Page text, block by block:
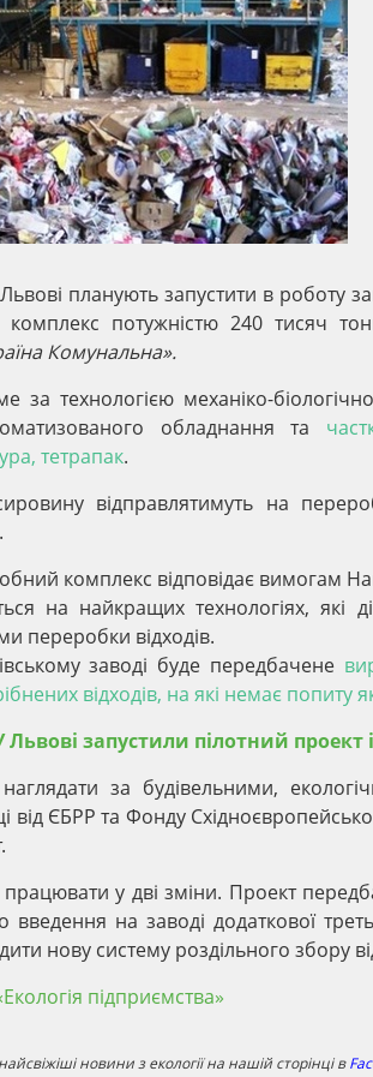
планують запустити в роботу
комплекс потужністю 240 тисяч
Комунальна».
за технологією механіко-
обладнання та
тетрапак.
відправлятимуть на
комплекс відповідає вимогам
на найкращих технологіях,
переробки відходів.
заводі буде передбачене
відходів, на які немає попиту
Львові запустили пілотний
наглядати за будівельними,
від ЄБРР та Фонду
у дві зміни. Проект
на заводі додаткової
нову систему роздільного збору
підприємства»
новини з екології на нашій сторінці в